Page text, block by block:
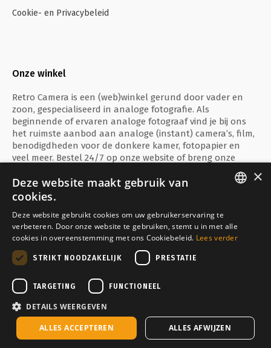
Op voorraad, verzonden binnen 2-3 werkdagen
Toevoegen aan mijn winkelmandje
Cookie- en Privacybeleid
Onze winkel
Retro Camera is een (web)winkel gerund door vader en
zoon, gespecialiseerd in analoge fotografie. Als
beginnende of ervaren analoge fotograaf vind je bij ons
het ruimste aanbod aan analoge (instant) camera’s, film,
benodigdheden voor de donkere kamer, fotopapier en
veel meer. Bestel 24/7 op onze website of breng onze
Veilig betalen met
Copyright © Media Service 2026 - BE 0438 614 796
Powered byTilroy
FRANÇAIS
×
Deze website maakt gebruik van
cookies.
Deze website gebruikt cookies om uw gebruikerservaring te
verbeteren. Door onze website te gebruiken, stemt u in met alle
cookies in overeenstemming met ons Cookiebeleid. Lees verder
STRIKT NOODZAKELIJK PRESTATIE
TARGETING FUNCTIONEEL
DETAILS WEERGEVEN
ALLES ACCEPTEREN ALLES AFWIJZEN